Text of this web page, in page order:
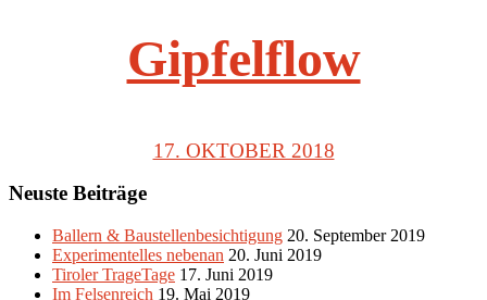
Gipfelflow
17. OKTOBER 2018
Neuste Beiträge
Ballern & Baustellenbesichtigung 20. September 2019
Experimentelles nebenan 20. Juni 2019
Tiroler TrageTage 17. Juni 2019
Im Felsenreich 19. Mai 2019